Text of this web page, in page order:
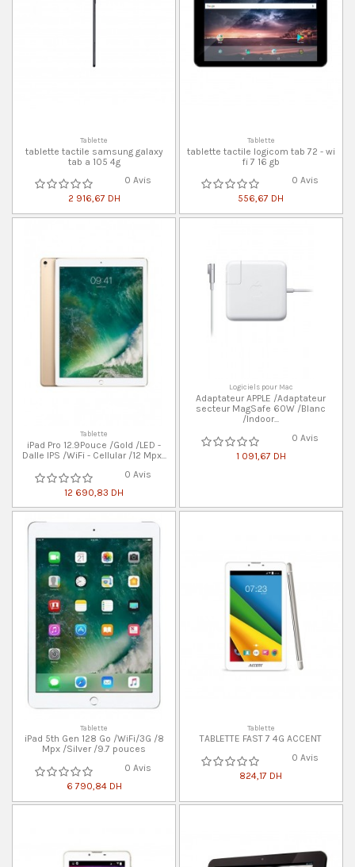
Tablette
tablette tactile samsung galaxy
tab a 105 4g
0 Avis
2 916,67 DH
Tablette
tablette tactile logicom tab 72 - wi
fi 7 16 gb
0 Avis
556,67 DH
Tablette
iPad Pro 12.9Pouce /Gold /LED -
Dalle IPS /WiFi - Cellular /12 Mpx...
0 Avis
12 690,83 DH
Logiciels pour Mac
Adaptateur APPLE /Adaptateur
secteur MagSafe 60W /Blanc
/Indoor...
0 Avis
1 091,67 DH
Tablette
iPad 5th Gen 128 Go /WiFi/3G /8
Mpx /Silver /9.7 pouces
0 Avis
6 790,84 DH
Tablette
TABLETTE FAST 7 4G ACCENT
0 Avis
824,17 DH